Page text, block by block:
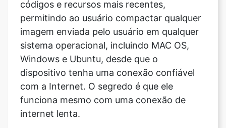
sistema operacional, incluindo MAC OS,
Windows e Ubuntu, desde que o
dispositivo tenha uma conexão confiável
com a Internet. O segredo é que ele
funciona mesmo com uma conexão de
internet lenta.
Posso compactar uma imagem em